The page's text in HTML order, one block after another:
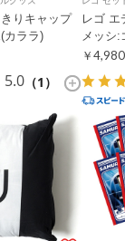
りキャップ
カララ)
5.0 （1）
レゴ エ
メッシ:
￥4,980